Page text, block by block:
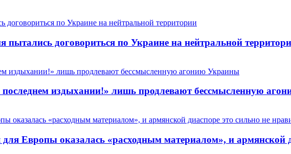
пытались договориться по Украине на нейтральной
последнем издыхании!» лишь продлевают бессмысленную
Европы оказалась «расходным материалом», и армянской